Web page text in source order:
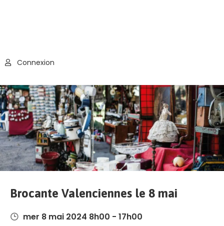
Connexion
Brocante Valenciennes le 8 mai
mer 8 mai 2024 8h00 - 17h00